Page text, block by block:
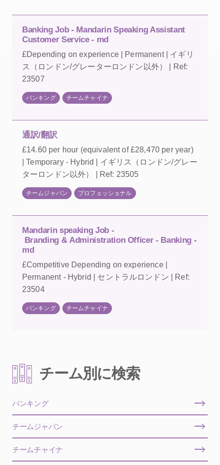
Banking Job - Mandarin Speaking Assistant
Customer Service - md
£Depending on experience | Permanent | イギリ
ス（ロンドン/グレーターロンドン以外） | Ref:
23507
バンキング チームチャイナ
通訳/翻訳
£14.60 per hour (equivalent of £28,470 per year)
| Temporary - Hybrid | イギリス（ロンドン/グレー
ターロンドン以外） | Ref: 23505
チームジャパン プロフェッショナル
Mandarin speaking Job -
Branding & Administration Officer - Banking -
md
£Competitive Depending on experience |
Permanent - Hybrid | セントラルロンドン | Ref:
23504
バンキング チームチャイナ
チーム別に検索
バンキング
チームジャパン
チームチャイナ